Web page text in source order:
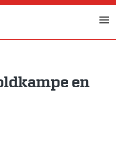
en